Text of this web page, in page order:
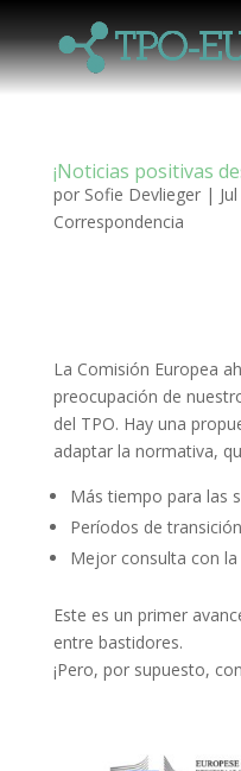
¡Noticias positivas
por Sofie Devlieger|
Correspondencia
La Comisión Europea
preocupación de
del TPO. Hay una
adaptar la normativa,
Más tiempo para las
Períodos de
Mejor consulta con la
Este es un primer
entre bastidores.
¡Pero, por supuesto,